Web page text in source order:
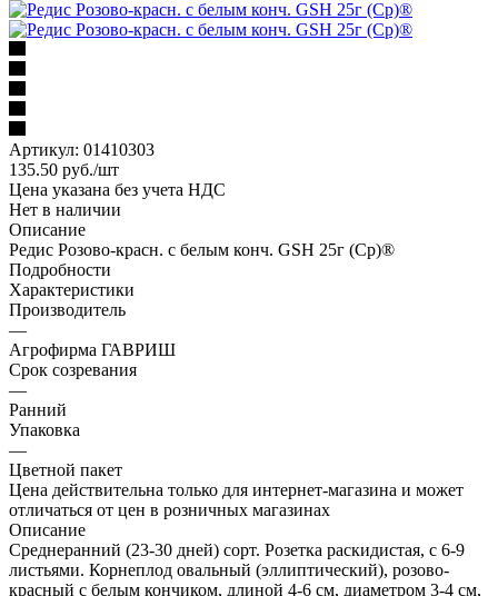
Артикул: 01410303
135.50 руб./шт
Цена указана без учета НДС
Нет в наличии
Описание
Редис Розово-красн. с белым конч. GSH 25г (Ср)®
Подробности
Характеристики
Производитель
—
Агрофирма ГАВРИШ
Срок созревания
—
Ранний
Упаковка
—
Цветной пакет
Цена действительна только для интернет-магазина и может
отличаться от цен в розничных магазинах
Описание
Среднеранний (23-30 дней) сорт. Розетка раскидистая, с 6-9
листьями. Корнеплод овальный (эллиптический), розово-
красный с белым кончиком, длиной 4-6 см, диаметром 3-4 см,